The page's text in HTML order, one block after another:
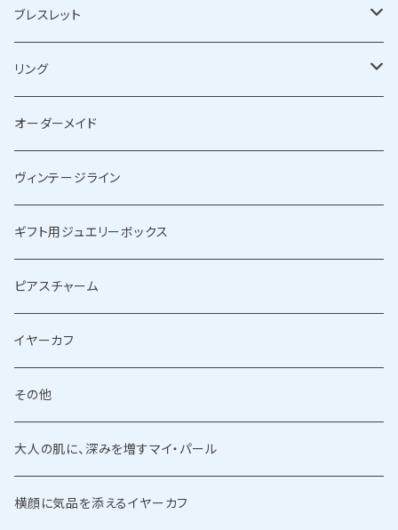
ゴールドピアス
シルバーネックレス
ゴールドネックレス
ブレスレット
シルバーブレスレット
ゴールドブレスレット
リング
シルバーリング
ゴールドリング
オーダーメイド
ヴィンテージライン
ギフト用ジュエリーボックス
ピアスチャーム
イヤーカフ
その他
大人の肌に、深みを増すマイ・パール
横顔に気品を添えるイヤーカフ